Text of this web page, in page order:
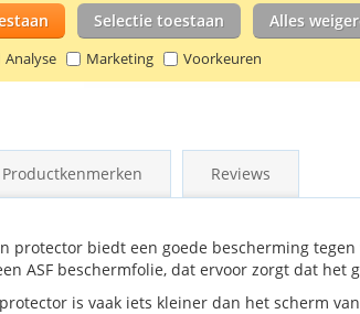
Selectie toestaan Alles
Analyse Marketing Voorkeuren
Productkenmerken Reviews
protector biedt een goede bescherming
ASF beschermfolie, dat ervoor zorgt dat
is vaak iets kleiner dan het scherm